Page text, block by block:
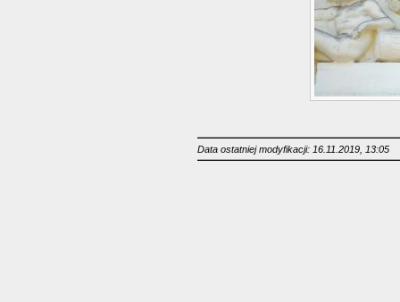
Data ostatniej modyfikacji: 16.11.2019, 13:05